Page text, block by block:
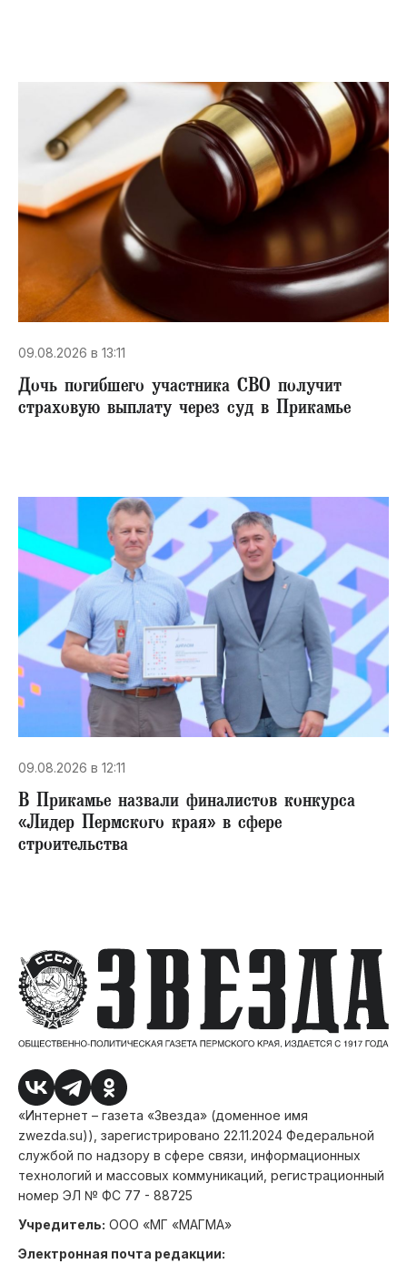
09.08.2026 в 13:11
Дочь погибшего участника СВО получит
страховую выплату через суд в Прикамье
09.08.2026 в 12:11
В Прикамье назвали финалистов конкурса
«Лидер Пермского края» в сфере
строительства
«Интернет – газета «Звезда» (доменное имя
zwezda.su)), зарегистрировано 22.11.2024 Федеральной
службой по надзору в сфере связи, информационных
технологий и массовых коммуникаций, регистрационный
номер ЭЛ № ФС 77 - 88725
Учредитель: ООО «МГ «МАГМА»
Электронная почта редакции: